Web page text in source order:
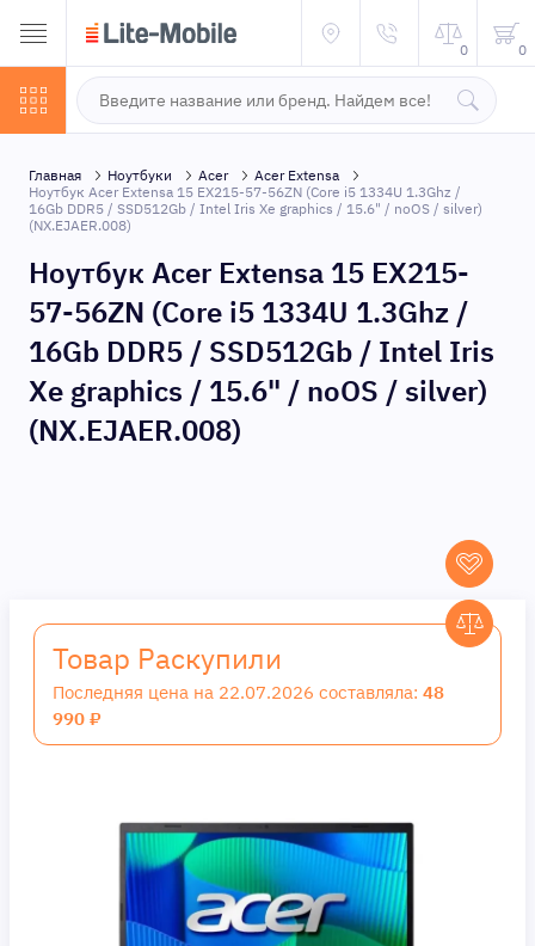
0 0
Главная Ноутбуки Acer
Acer Extensa
Ноутбук Acer Extensa 15 EX215-57-56ZN (Core i5 1334U 1.3Ghz /
16Gb DDR5 / SSD512Gb / Intel Iris Xe graphics / 15.6" / noOS / silver)
(NX.EJAER.008)
Ноутбук Acer Extensa 15 EX215-
57-56ZN (Core i5 1334U 1.3Ghz /
16Gb DDR5 / SSD512Gb / Intel Iris
Xe graphics / 15.6" / noOS / silver)
(NX.EJAER.008)
Товар Раскупили
Последняя цена на 22.07.2026 составляла: 48
990 ₽